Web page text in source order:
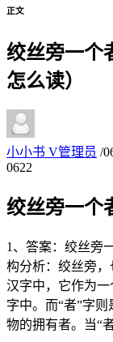
正文
绞丝旁一个
怎么读）
小小书 V管理员 /
0622
绞丝旁一个
1、答案：绞丝旁
构分析：绞丝旁
汉字中，它作为
字中。而“者”字
物的拥有者。当“